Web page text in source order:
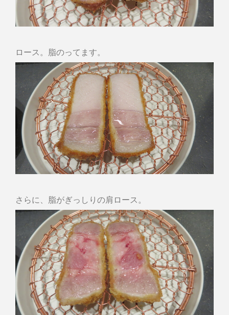
ロース。脂のってます。
さらに、脂がぎっしりの肩ロース。